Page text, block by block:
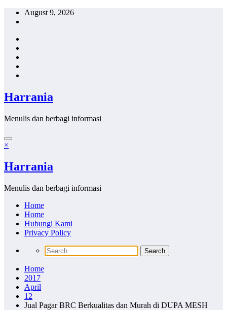
Skip
August 9, 2026
Harrania
Menulis dan berbagi informasi
×
Harrania
Menulis dan berbagi informasi
Home
Home
Hubungi Kami
Privacy Policy
Home
2017
April
12
Jual Pagar BRC Berkualitas dan Murah di DUPA MESH